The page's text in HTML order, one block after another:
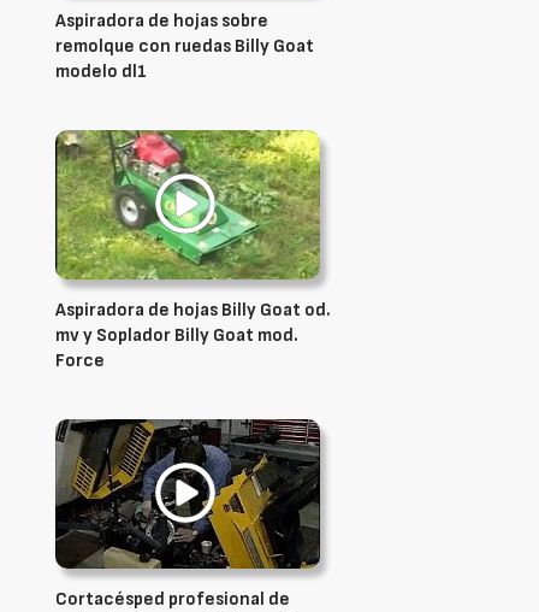
Aspiradora de hojas sobre
remolque con ruedas Billy Goat
modelo dl1
Aspiradora de hojas Billy Goat od.
mv y Soplador Billy Goat mod.
Force
Cortacésped profesional de